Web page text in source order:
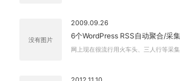
没有图片
2009.09.26
6个WordPress RSS自动聚合/采
网上现在很流行用火车头、三人行等采集